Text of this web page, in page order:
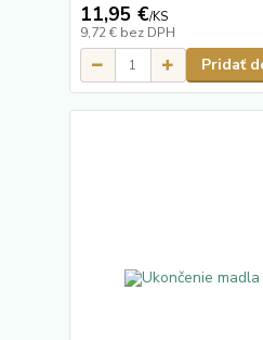
11,95 €/KS
9,72 € bez DPH
Pridať